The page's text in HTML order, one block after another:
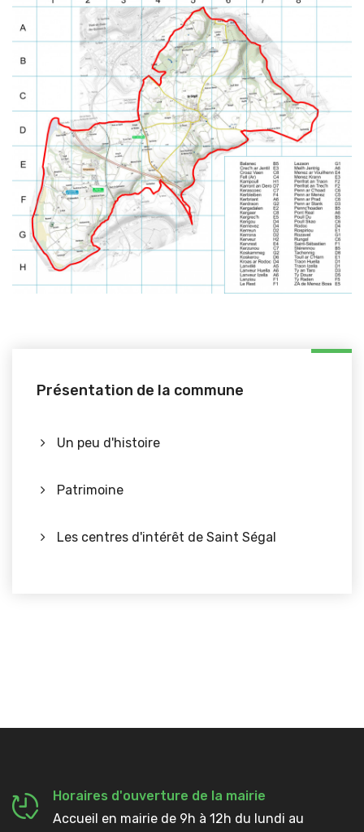
Présentation de la commune
Un peu d'histoire
Patrimoine
Les centres d'intérêt de Saint Ségal
Horaires d'ouverture de la mairie
Accueil en mairie de 9h à 12h du lundi au